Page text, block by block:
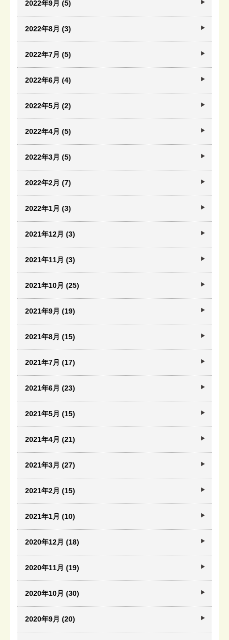
2022年9月 (5)
2022年8月 (3)
2022年7月 (5)
2022年6月 (4)
2022年5月 (2)
2022年4月 (5)
2022年3月 (5)
2022年2月 (7)
2022年1月 (3)
2021年12月 (3)
2021年11月 (3)
2021年10月 (25)
2021年9月 (19)
2021年8月 (15)
2021年7月 (17)
2021年6月 (23)
2021年5月 (15)
2021年4月 (21)
2021年3月 (27)
2021年2月 (15)
2021年1月 (10)
2020年12月 (18)
2020年11月 (19)
2020年10月 (30)
2020年9月 (20)